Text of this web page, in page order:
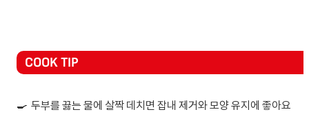
COOK TIP
🍳 두부를 끓는 물에 살짝 데치면 잡내 제거와 모양 유지에 좋아요